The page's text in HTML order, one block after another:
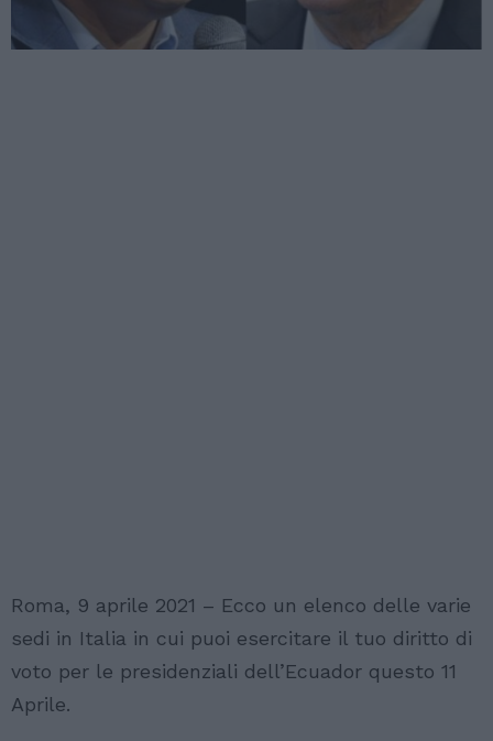
Roma, 9 aprile 2021 – Ecco un elenco delle varie
sedi in Italia in cui puoi esercitare il tuo diritto di
voto per le presidenziali dell’Ecuador questo 11
Aprile.